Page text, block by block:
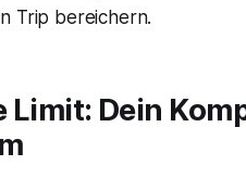
Trip bereichern.
Limit: Dein